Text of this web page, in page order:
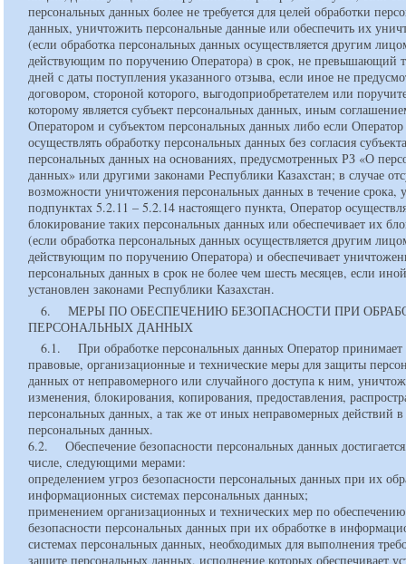
персональных данных более не требуется для целей обработки
данных, уничтожить персональные данные или обеспечить их
(если обработка персональных данных осуществляется другим
действующим по поручению Оператора) в срок, не превышающий
дней с даты поступления указанного отзыва, если иное не
договором, стороной которого, выгодоприобретателем или
которому является субъект персональных данных, иным
Оператором и субъектом персональных данных либо если
осуществлять обработку персональных данных без согласия
персональных данных на основаниях, предусмотренных РЗ «О
данных» или другими законами Республики Казахстан; в случае
возможности уничтожения персональных данных в течение срока,
подпунктах 5.2.11 – 5.2.14 настоящего пункта, Оператор
блокирование таких персональных данных или обеспечивает их
(если обработка персональных данных осуществляется другим
действующим по поручению Оператора) и обеспечивает
персональных данных в срок не более чем шесть месяцев, если
установлен законами Республики Казахстан.
6. МЕРЫ ПО ОБЕСПЕЧЕНИЮ БЕЗОПАСНОСТИ ПРИ
ПЕРСОНАЛЬНЫХ ДАННЫХ
6.1. При обработке персональных данных Оператор принимает
правовые, организационные и технические меры для защиты
данных от неправомерного или случайного доступа к ним,
изменения, блокирования, копирования, предоставления,
персональных данных, а так же от иных неправомерных действий
персональных данных.
6.2. Обеспечение безопасности персональных данных
числе, следующими мерами:
определением угроз безопасности персональных данных при их
информационных системах персональных данных;
применением организационных и технических мер по обеспечению
безопасности персональных данных при их обработке в
системах персональных данных, необходимых для выполнения
защите персональных данных, исполнение которых обеспечивает